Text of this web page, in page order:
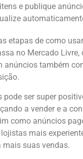
e publique
etapas de como
no Mercado Livre,
anúncios também
pode ser super
a vender e a
como anúncios
mais
suas vendas.